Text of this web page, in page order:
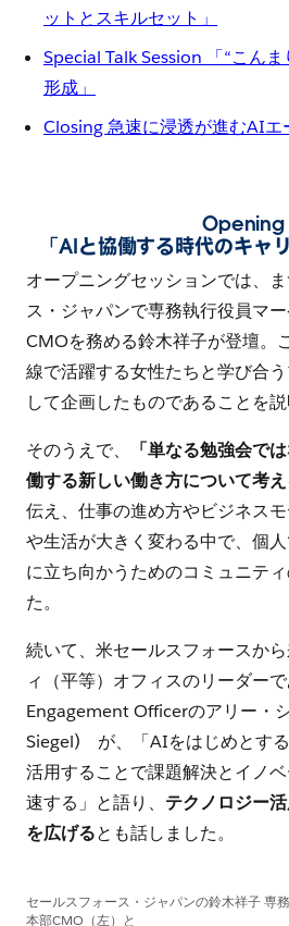
ットとスキルセット」
Special Talk Session 「“こん
形成」
Closing 急速に浸透が進むAIエ
Opening
「AIと協働する時代のキャ
オープニングセッションでは、
ス・ジャパンで専務執行役員マ
CMOを務める鈴木祥子が登壇。
線で活躍する女性たちと学び合
して企画したものであることを説
そのうえで、
「単なる勉強会で
働する新しい働き方について考え
伝え、仕事の進め方やビジネス
や生活が大きく変わる中で、個
に立ち向かうためのコミュニテ
た。
続いて、米セールスフォースか
ィ（平等）オフィスのリーダー
Engagement Officerのアリー・
Siegel) が、「AIをはじめとす
活用することで課題解決とイノ
速する」と語り、 テクノロジー
を広げるとも話しました。
セールスフォース・ジャパンの鈴木祥子 専
本部CMO（左）と